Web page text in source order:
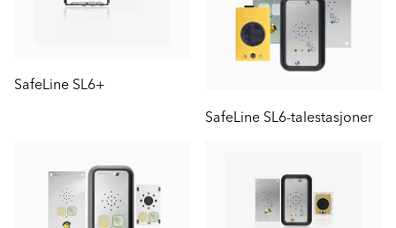
SafeLine SL6+
SafeLine SL6-talestasjoner